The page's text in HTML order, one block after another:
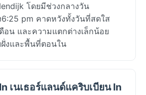
โดยมีช่วงกลางวัน
pm คาดหวังทั้งวันที่สดใส
อน และความแตกต่างเล็กน้อย
งและพื้นที่ตอนใน
เนเธอร์แลนด์แคริบเบียน In